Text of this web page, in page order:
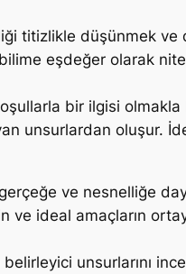
titizlikle düşünmek ve
eşdeğer olarak
bir ilgisi
unsurlardan oluşur.
ve nesnelliğe
ve ideal amaçların
unsurlarını